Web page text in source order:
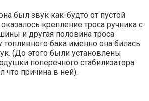
был звук как-будто от пустой
крепление троса ручника с
и другая половина троса
топливного бака именно она билась
(До этого были установлены
поперечного стабилизатора
что причина в ней).